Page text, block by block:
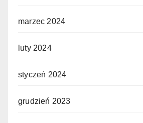
marzec 2024
luty 2024
styczeń 2024
grudzień 2023